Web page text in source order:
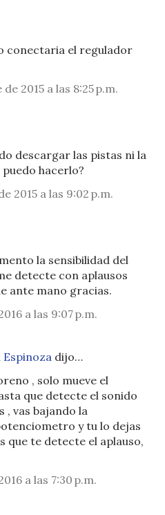
conectaria el regulador
2015 a las 8:25 p.m.
descargar las pistas ni la
hacerlo?
2015 a las 9:02 p.m.
la sensibilidad del
detecte con aplausos
ante mano gracias.
a las 9:07 p.m.
dijo…
, solo mueve el
que detecte el sonido
, vas bajando la
y tu lo dejas
que te detecte el aplauso,
a las 7:30 p.m.